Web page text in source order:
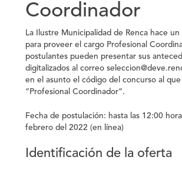
Coordinador
La Ilustre Municipalidad de Renca hace
para proveer el cargo Profesional
postulantes pueden presentar sus
digitalizados al correo
en el asunto el código del concurso al que
“ Profesional Coordinador“.
Fecha de postulación: hasta las 12:00
febrero del 2022 (en línea)
Identificación de la oferta